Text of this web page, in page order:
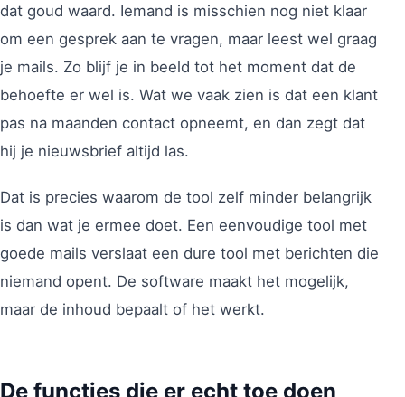
dat goud waard. Iemand is misschien nog niet klaar
om een gesprek aan te vragen, maar leest wel graag
je mails. Zo blijf je in beeld tot het moment dat de
behoefte er wel is. Wat we vaak zien is dat een klant
pas na maanden contact opneemt, en dan zegt dat
hij je nieuwsbrief altijd las.
Dat is precies waarom de tool zelf minder belangrijk
is dan wat je ermee doet. Een eenvoudige tool met
goede mails verslaat een dure tool met berichten die
niemand opent. De software maakt het mogelijk,
maar de inhoud bepaalt of het werkt.
De functies die er echt toe doen